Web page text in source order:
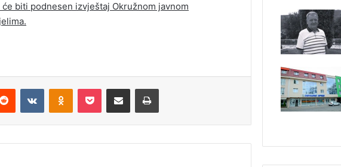
biti podnesen izvještaj Okružnom javnom